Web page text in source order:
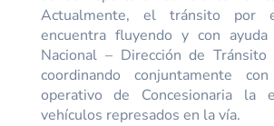
Actualmente, el tránsito por
encuentra fluyendo y con
Nacional – Dirección de Tránsito
coordinando conjuntamente
operativo de Concesionaria la
vehículos represados en la vía.